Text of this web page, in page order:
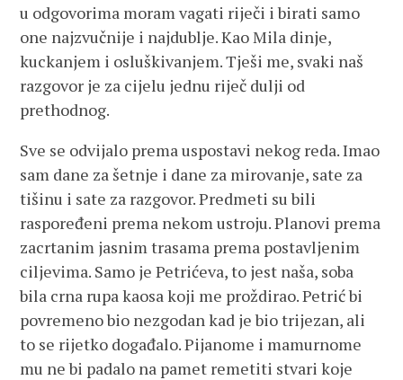
u odgovorima moram vagati riječi i birati samo
one najzvučnije i najdublje. Kao Mila dinje,
kuckanjem i osluškivanjem. Tješi me, svaki naš
razgovor je za cijelu jednu riječ dulji od
prethodnog.
Sve se odvijalo prema uspostavi nekog reda. Imao
sam dane za šetnje i dane za mirovanje, sate za
tišinu i sate za razgovor. Predmeti su bili
raspoređeni prema nekom ustroju. Planovi prema
zacrtanim jasnim trasama prema postavljenim
ciljevima. Samo je Petrićeva, to jest naša, soba
bila crna rupa kaosa koji me proždirao. Petrić bi
povremeno bio nezgodan kad je bio trijezan, ali
to se rijetko događalo. Pijanome i mamurnome
mu ne bi padalo na pamet remetiti stvari koje